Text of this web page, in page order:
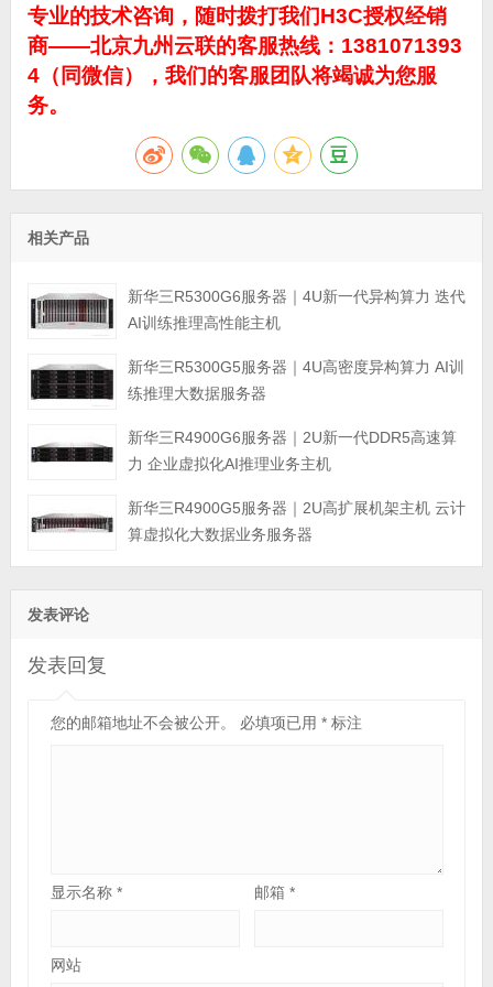
专业的技术咨询，随时拨打我们H3C授权经销
商——北京九州云联的客服热线：1381071393
4（同微信），我们的客服团队将竭诚为您服
务。
相关产品
新华三R5300G6服务器｜4U新一代异构算力 迭代
AI训练推理高性能主机
新华三R5300G5服务器｜4U高密度异构算力 AI训
练推理大数据服务器
新华三R4900G6服务器｜2U新一代DDR5高速算
力 企业虚拟化AI推理业务主机
新华三R4900G5服务器｜2U高扩展机架主机 云计
算虚拟化大数据业务服务器
发表评论
发表回复
您的邮箱地址不会被公开。 必填项已用 *标注
显示名称 * 邮箱*
网站